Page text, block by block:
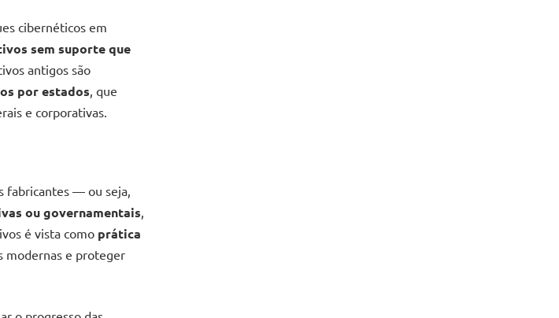
cibernéticos em
sem suporte que
antigos são
por estados , que
e corporativas.
fabricantes — ou seja,
ou governamentais
é vista como prática
modernas e proteger